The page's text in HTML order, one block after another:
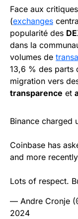
Face aux
(exchanges
popularité des
dans la
volumes de
13,6 % des parts
migration vers
transparence et
Binance charged
Coinbase has
and more
Lots of respect.
— Andre Cronje
2024